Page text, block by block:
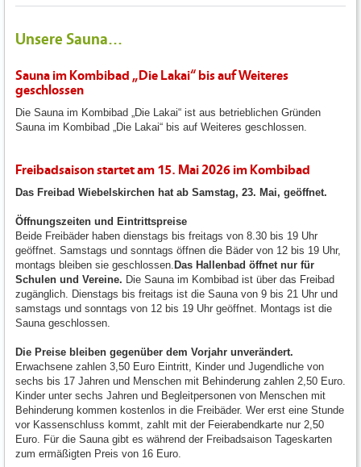
Unsere Sauna...
Sauna im Kombibad „Die Lakai“ bis auf Weiteres
geschlossen
Die Sauna im Kombibad „Die Lakai“ ist aus betrieblichen Gründen
Sauna im Kombibad „Die Lakai“ bis auf Weiteres geschlossen.
Freibadsaison startet am 15. Mai 2026 im Kombibad
Das Freibad Wiebelskirchen hat ab Samstag, 23. Mai, geöffnet.
Öffnungszeiten und Eintrittspreise
Beide Freibäder haben dienstags bis freitags von 8.30 bis 19 Uhr
geöffnet. Samstags und sonntags öffnen die Bäder von 12 bis 19 Uhr,
montags bleiben sie geschlossen. Das Hallenbad öffnet nur für
Schulen und Vereine. Die Sauna im Kombibad ist über das Freibad
zugänglich. Dienstags bis freitags ist die Sauna von 9 bis 21 Uhr und
samstags und sonntags von 12 bis 19 Uhr geöffnet. Montags ist die
Sauna geschlossen.
Die Preise bleiben gegenüber dem Vorjahr unverändert.
Erwachsene zahlen 3,50 Euro Eintritt, Kinder und Jugendliche von
sechs bis 17 Jahren und Menschen mit Behinderung zahlen 2,50 Euro.
Kinder unter sechs Jahren und Begleitpersonen von Menschen mit
Behinderung kommen kostenlos in die Freibäder. Wer erst eine Stunde
vor Kassenschluss kommt, zahlt mit der Feierabendkarte nur 2,50
Euro. Für die Sauna gibt es während der Freibadsaison Tageskarten
zum ermäßigten Preis von 16 Euro.